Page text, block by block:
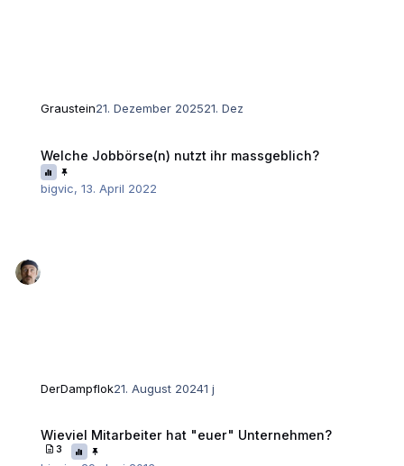
Graustein21. Dezember 202521. Dez
Welche Jobbörse(n) nutzt ihr massgeblich?
bigvic, 13. April 2022
DerDampflok21. August 20241 j
Wieviel Mitarbeiter hat "euer" Unternehmen?
3